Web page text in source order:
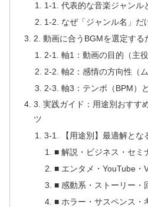
1-1. 代表的な音楽ジャンル
1-2. なぜ「ジャンル名」だ
2. 動画に合うBGMを選定する
2-1. 軸1：動画の目的（主役
2-2. 軸2：感情の方向性（ム
2-3. 軸3：テンポ（BPM）
3. 実践ガイド：用途別おすす
ツ
3-1. 【用途別】最適解とな
■ 解説・ビジネス・セミ
■ エンタメ・YouTube・
■ 感動系・ストーリー・
■ ホラー・サスペンス・